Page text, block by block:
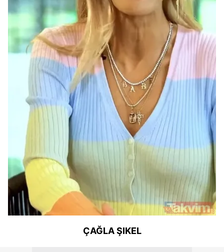
ÇAĞLA ŞIKEL